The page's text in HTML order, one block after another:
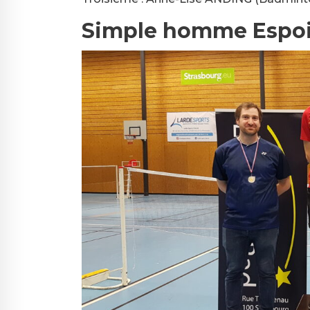
Simple homme